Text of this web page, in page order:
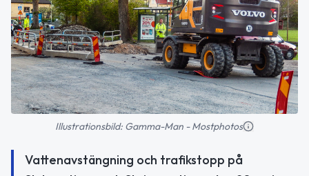
Illustrationsbild: Gamma-Man - Mostphotos
Vattenavstängning och trafikstopp på